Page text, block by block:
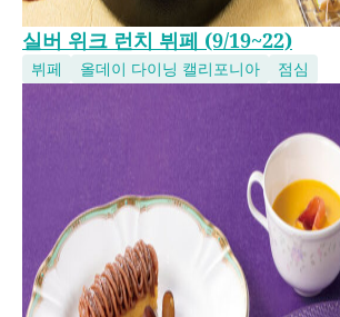
실버 위크 런치 뷔페 (9/19~22)
뷔페 올데이 다이닝 캘리포니아 점심